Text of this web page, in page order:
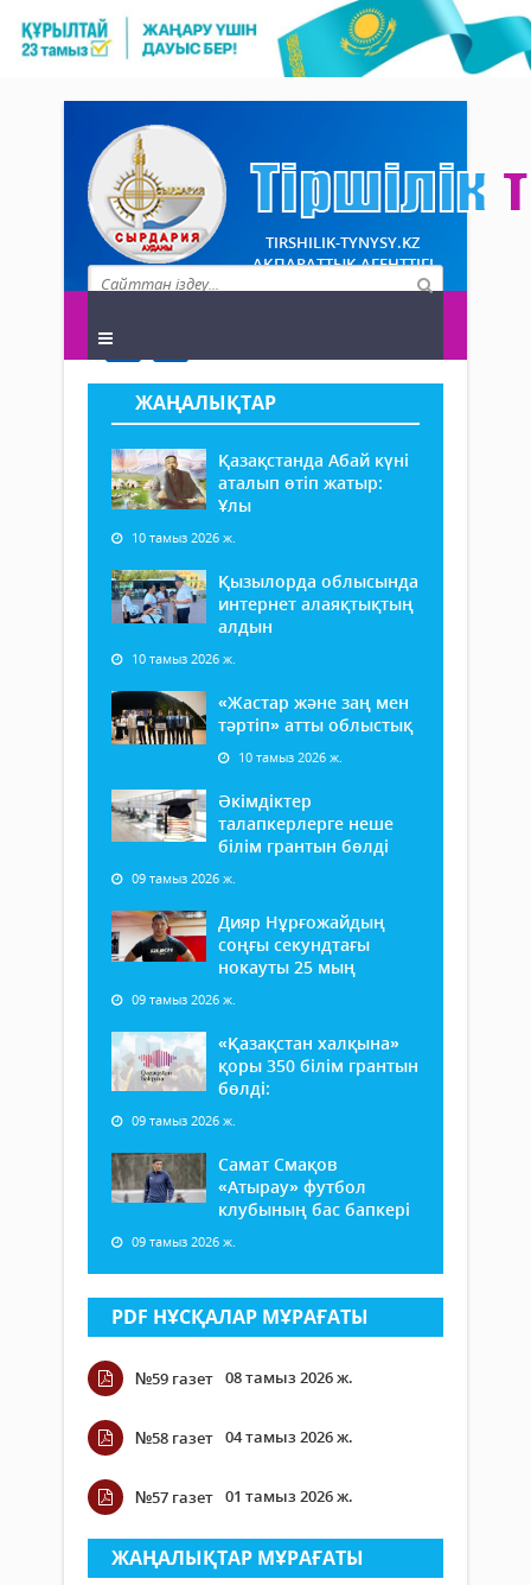
TIRSHILIK-TYNYSY.KZ
АҚПАРАТТЫҚ АГЕНТТІГІ
ЖАҢАЛЫҚТАР
Қазақстанда Абай күні
аталып өтіп жатыр:
Ұлы
10 тамыз 2026 ж.
Қызылорда облысында
интернет алаяқтықтың
алдын
10 тамыз 2026 ж.
«Жастар және заң мен
тәртіп» атты облыстық
10 тамыз 2026 ж.
Әкімдіктер
талапкерлерге неше
білім грантын бөлді
09 тамыз 2026 ж.
Дияр Нұрғожайдың
соңғы секундтағы
нокауты 25 мың
09 тамыз 2026 ж.
«Қазақстан халқына»
қоры 350 білім грантын
бөлді:
09 тамыз 2026 ж.
Самат Смақов
«Атырау» футбол
клубының бас бапкері
09 тамыз 2026 ж.
PDF НҰСҚАЛАР МҰРАҒАТЫ
№59 газет 08 тамыз 2026 ж.
№58 газет 04 тамыз 2026 ж.
№57 газет 01 тамыз 2026 ж.
ЖАҢАЛЫҚТАР МҰРАҒАТЫ